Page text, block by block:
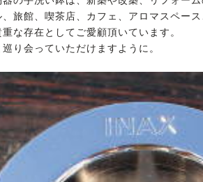
旅館、喫茶店、カフェ、アロマスペー
な存在としてご愛顧頂いています。
り会っていただけますように。